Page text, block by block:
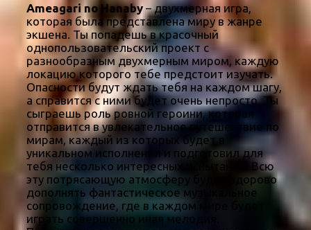
Ameagari no Hanaby – двухмерная игра,
которая была представлена миру в жанре
экшена. Ты попадешь в красочный
однопользовательский проект с
разнообразным двухмерным миром, каждую
локацию которого тебе предстоит изучать.
Опасности будут ждать тебя на каждом шагу,
а справится с ними будет очень непросто. Ты
сыграешь роль ровной героини, которая
отправится в увлекательное путешествие по
мирам, каждый из которых будет в
уникальном исполнении и подготовил для
тебя несколько интересных испытаний. Всю
эту потрясающую атмосферу будет здорово
дополнять фантастическое музыкальное
сопровождение, где в каждом мире будет
играть совершенно иная мелодия.